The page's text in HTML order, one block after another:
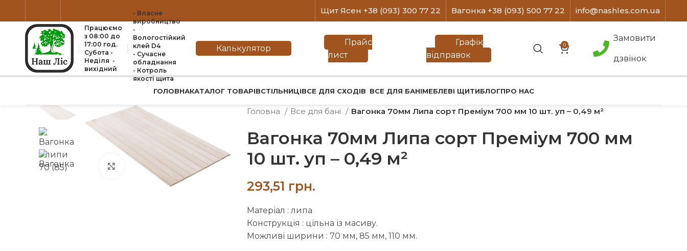
Щит Ясен +38 (093) 300 77 22 Вагонка +38 (093) 500 77 22 info@nashles.com.ua
Працюємо
з 08:00 до
17:00 год.
Субота -
Неділя -
вихідний
- Власне
виробництво
-
Вологостійкий
клей D4
- Сучасне
обладнання
- Котроль
якоcті щита
Калькулятор
Прайс
лист
Графік
відправок
0
Замовити
дзвінок
ГОЛОВНАКАТАЛОГ ТОВАРІВСТІЛЬНИЦІВСЕ ДЛЯ СХОДІВ ВСЕ ДЛЯ БАНІМЕБЛЕВІ ЩИТИБЛОГПРО НАС
Натисніть, щоб збільшити
Головна Все для бані Вагонка 70мм Липа сорт Преміум 700 мм 10 шт. уп – 0,49 м²
Вагонка 70мм Липа сорт Преміум 700 мм
10 шт. уп – 0,49 м²
грн.
Матеріал : липа
Конструкція : цільна із масиву.
Можливі ширини : 70 мм, 85 мм, 110 мм.